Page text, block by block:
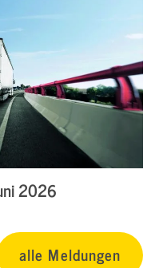
2026
alle Meldungen